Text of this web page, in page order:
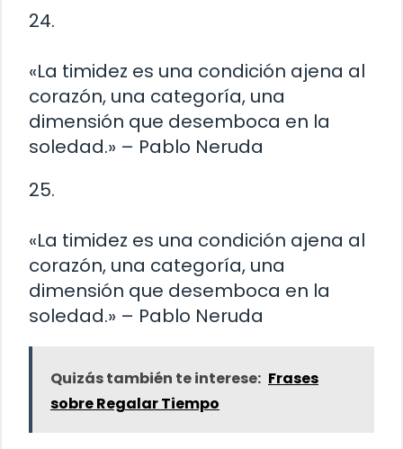
24.
«La timidez es una condición ajena al
corazón, una categoría, una
dimensión que desemboca en la
soledad.» – Pablo Neruda
25.
«La timidez es una condición ajena al
corazón, una categoría, una
dimensión que desemboca en la
soledad.» – Pablo Neruda
Quizás también te interese: Frases
sobre Regalar Tiempo